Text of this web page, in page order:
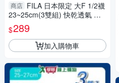
商店 FILA 日本限定 大F 1/2襪
23~25cm(3雙組) 快乾透氣 運
動 長襪 短襪 女襪【愛買】
$289
加入購物車